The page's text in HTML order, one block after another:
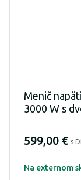
Menič
3000 W s
599,00 € s
Na externom